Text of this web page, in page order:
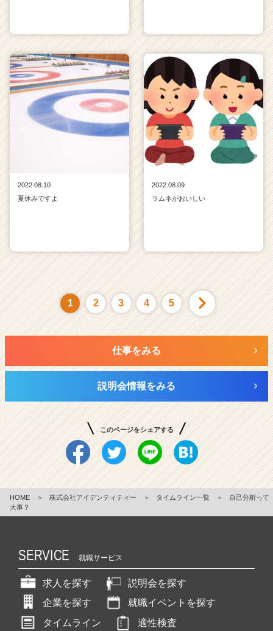
2022.08.10
夏休みですよ
2022.08.09
ラムネがおいしい
1 2 3 4 5
仕事をみる
説明会情報をみる
このページをシェアする
HOME ＞ 株式会社アイデンティティー ＞ タイムライン一覧 ＞
自己分析って
大事？
SERVICE 就職サービス
求人を探す
説明会を探す
企業を探す
就職イベントを探す
タイムライン
適性検査